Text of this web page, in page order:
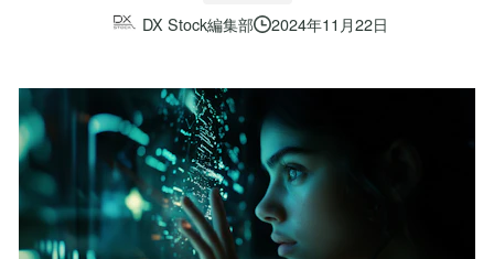
DX Stock編集部 2024年11月22日